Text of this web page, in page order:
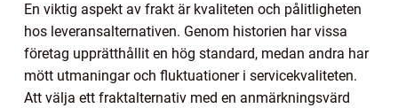
En viktig aspekt av frakt är kvaliteten och pålitligheten
hos leveransalternativen. Genom historien har vissa
företag upprätthållit en hög standard, medan andra har
mött utmaningar och fluktuationer i servicekvaliteten.
Att välja ett fraktalternativ med en anmärkningsvärd